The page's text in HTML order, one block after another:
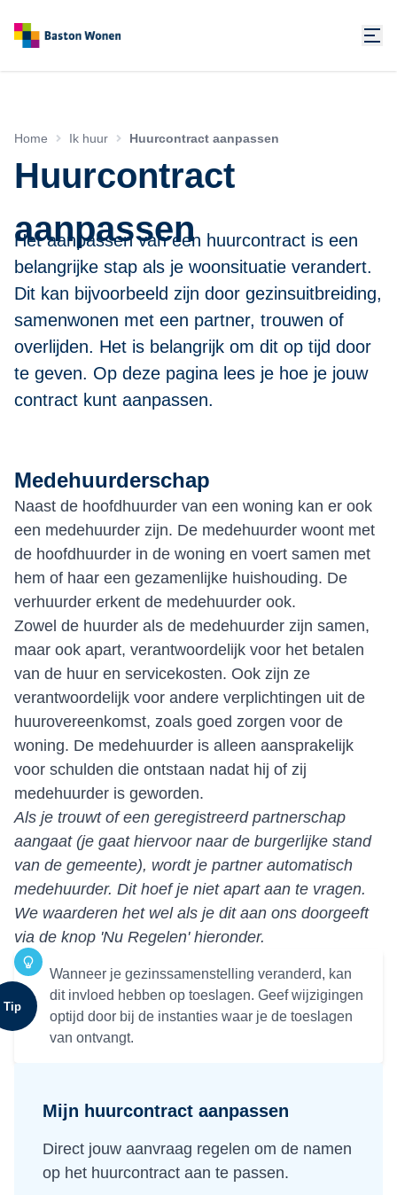
Home Ik huur Huurcontract aanpassen
Huurcontract
aanpassen
Het aanpassen van een huurcontract is een
belangrijke stap als je woonsituatie verandert.
Dit kan bijvoorbeeld zijn door gezinsuitbreiding,
samenwonen met een partner, trouwen of
overlijden. Het is belangrijk om dit op tijd door
te geven. Op deze pagina lees je hoe je jouw
contract kunt aanpassen.
Medehuurderschap
Naast de hoofdhuurder van een woning kan er ook
een medehuurder zijn. De medehuurder woont met
de hoofdhuurder in de woning en voert samen met
hem of haar een gezamenlijke huishouding. De
verhuurder erkent de medehuurder ook.
Zowel de huurder als de medehuurder zijn samen,
maar ook apart, verantwoordelijk voor het betalen
van de huur en servicekosten. Ook zijn ze
verantwoordelijk voor andere verplichtingen uit de
huurovereenkomst, zoals goed zorgen voor de
woning. De medehuurder is alleen aansprakelijk
voor schulden die ontstaan nadat hij of zij
medehuurder is geworden.
Als je trouwt of een geregistreerd partnerschap
aangaat (je gaat hiervoor naar de burgerlijke stand
van de gemeente), wordt je partner automatisch
medehuurder. Dit hoef je niet apart aan te vragen.
We waarderen het wel als je dit aan ons doorgeeft
via de knop 'Nu Regelen' hieronder.
Tip
Wanneer je gezinssamenstelling veranderd, kan
dit invloed hebben op toeslagen. Geef wijzigingen
optijd door bij de instanties waar je de toeslagen
van ontvangt.
Mijn huurcontract aanpassen
Direct jouw aanvraag regelen om de namen
op het huurcontract aan te passen.